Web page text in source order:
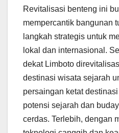
Revitalisasi benteng ini
mempercantik bangunan
langkah strategis untuk
lokal dan internasional.
dekat Limboto
destinasi wisata sejarah
persaingan ketat
potensi sejarah dan
cerdas. Terlebih, dengan